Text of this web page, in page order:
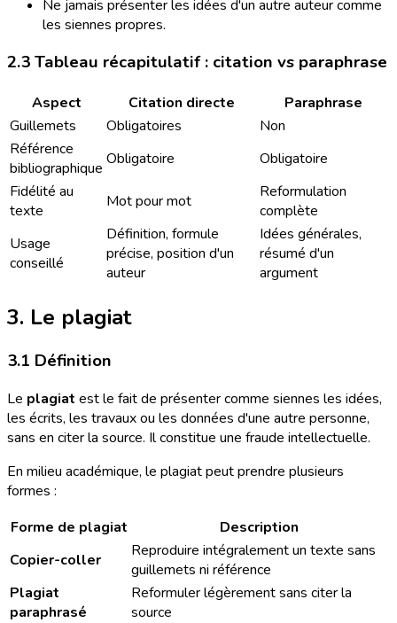
Ne jamais présenter les idées d'un autre auteur comme
les siennes propres.
2.3 Tableau récapitulatif : citation vs paraphrase
Aspect Citation directe
Paraphrase
Guillemets
Obligatoires
Non
Référence
bibliographique Obligatoire
Obligatoire
Fidélité au
texte
Mot pour mot
Reformulation
complète
Usage
conseillé
Définition, formule
précise, position d'un
auteur
Idées générales,
résumé d'un
argument
3. Le plagiat
3.1 Définition
Le plagiat est le fait de présenter comme siennes les idées,
les écrits, les travaux ou les données d'une autre personne,
sans en citer la source. Il constitue une fraude intellectuelle.
En milieu académique, le plagiat peut prendre plusieurs
formes :
Forme de plagiat
Description
Copier-coller
Reproduire intégralement un texte sans
guillemets ni référence
Plagiat
paraphrasé
Reformuler légèrement sans citer la
source